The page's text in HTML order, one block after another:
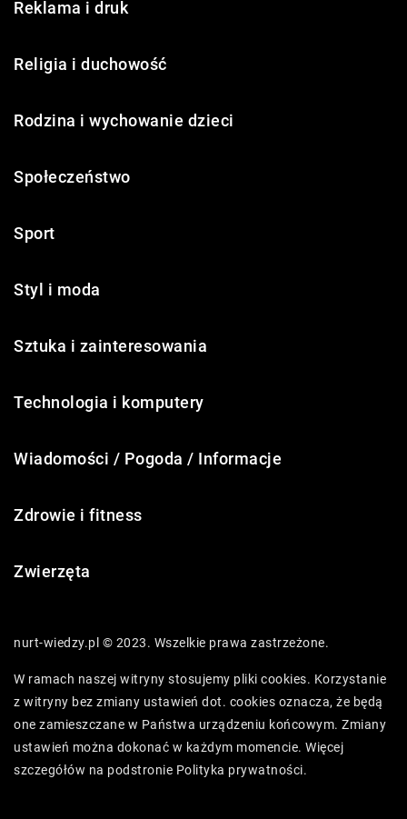
Reklama i druk
Religia i duchowość
Rodzina i wychowanie dzieci
Społeczeństwo
Sport
Styl i moda
Sztuka i zainteresowania
Technologia i komputery
Wiadomości / Pogoda / Informacje
Zdrowie i fitness
Zwierzęta
nurt-wiedzy.pl © 2023. Wszelkie prawa zastrzeżone.
W ramach naszej witryny stosujemy pliki cookies. Korzystanie
z witryny bez zmiany ustawień dot. cookies oznacza, że będą
one zamieszczane w Państwa urządzeniu końcowym. Zmiany
ustawień można dokonać w każdym momencie. Więcej
szczegółów na podstronie Polityka prywatności.